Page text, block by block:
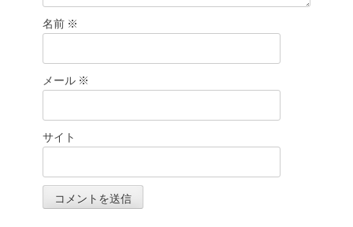
名前 ※
メール ※
サイト